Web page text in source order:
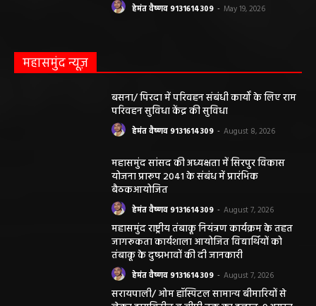
हेमंत वैष्णव 9131614309 - May 19, 2026
महासमुंद न्यूज़
बसना/ पिरदा में परिवहन संबंधी कार्यों के लिए राम
परिवहन सुविधा केंद्र की सुविधा
हेमंत वैष्णव 9131614309 - August 8, 2026
महासमुंद सांसद की अध्यक्षता में सिरपुर विकास
योजना प्रारूप 2041 के संबंध में प्रारंभिक
बैठकआयोजित
हेमंत वैष्णव 9131614309 - August 7, 2026
महासमुंद राष्ट्रीय तंबाकू नियंत्रण कार्यक्रम के तहत
जागरूकता कार्यशाला आयोजित विद्यार्थियों को
तंबाकू के दुष्प्रभावों की दी जानकारी
हेमंत वैष्णव 9131614309 - August 7, 2026
सरायपाली/ ओम हॉस्पिटल सामान्य बीमारियों से